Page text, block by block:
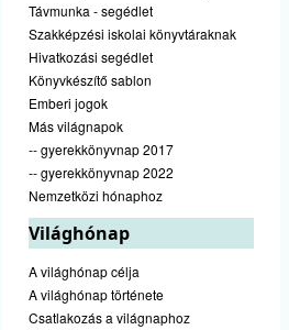
Távmunka - segédlet
Szakképzési iskolai könyvtáraknak
Hivatkozási segédlet
Könyvkészítő sablon
Emberi jogok
Más világnapok
-- gyerekkönyvnap 2017
-- gyerekkönyvnap 2022
Nemzetközi hónaphoz
Világhónap
A világhónap célja
A világhónap története
Csatlakozás a világnaphoz